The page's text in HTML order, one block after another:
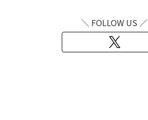
＼ FOLLOW US ／